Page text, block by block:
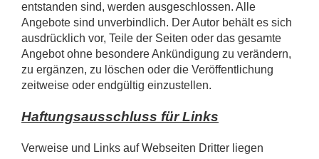
entstanden sind, werden ausgeschlossen. Alle
Angebote sind unverbindlich. Der Autor behält es sich
ausdrücklich vor, Teile der Seiten oder das gesamte
Angebot ohne besondere Ankündigung zu verändern,
zu ergänzen, zu löschen oder die Veröffentlichung
zeitweise oder endgültig einzustellen.
Haftungsausschluss für Links
Verweise und Links auf Webseiten Dritter liegen